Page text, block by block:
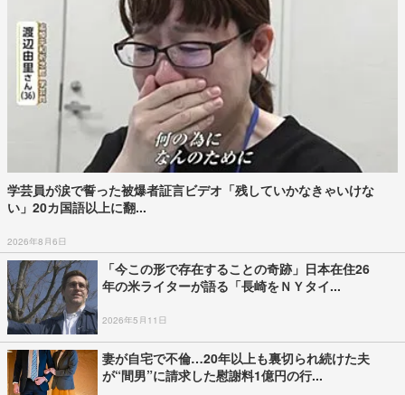
学芸員が涙で誓った被爆者証言ビデオ「残していかなきゃいけな
い」20カ国語以上に翻...
2026年8月6日
「今この形で存在することの奇跡」日本在住26
年の米ライターが語る「長崎をＮＹタイ...
2026年5月11日
妻が自宅で不倫…20年以上も裏切られ続けた夫
が“間男”に請求した慰謝料1億円の行...